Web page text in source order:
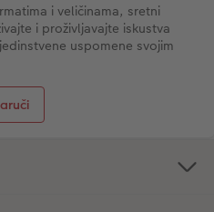
i veličinama, sretni
i proživljavajte iskustva
uspomene svojim